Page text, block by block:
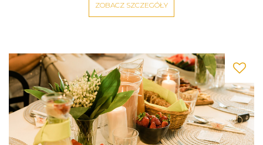
ZOBACZ SZCZEGÓŁY